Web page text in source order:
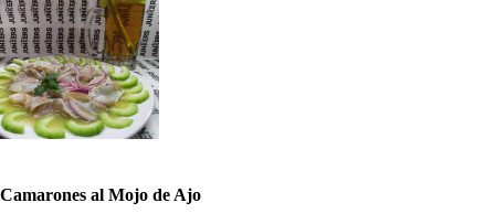
Camarones al Mojo de Ajo